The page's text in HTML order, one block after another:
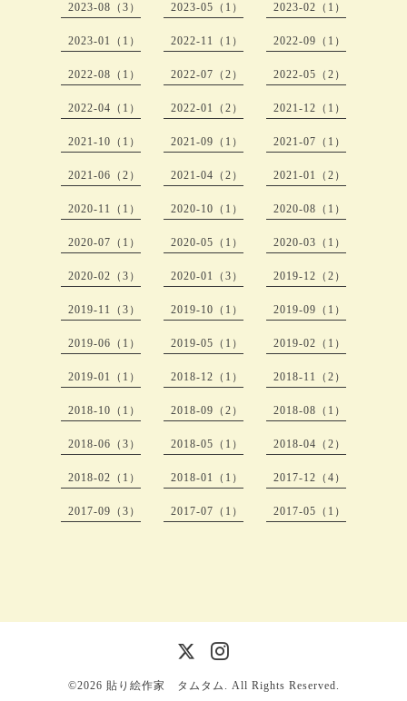
2023-08（3） 2023-05（1） 2023-02（1）
2023-01（1） 2022-11（1） 2022-09（1）
2022-08（1） 2022-07（2） 2022-05（2）
2022-04（1） 2022-01（2） 2021-12（1）
2021-10（1） 2021-09（1） 2021-07（1）
2021-06（2） 2021-04（2） 2021-01（2）
2020-11（1） 2020-10（1） 2020-08（1）
2020-07（1） 2020-05（1） 2020-03（1）
2020-02（3） 2020-01（3） 2019-12（2）
2019-11（3） 2019-10（1） 2019-09（1）
2019-06（1） 2019-05（1） 2019-02（1）
2019-01（1） 2018-12（1） 2018-11（2）
2018-10（1） 2018-09（2） 2018-08（1）
2018-06（3） 2018-05（1） 2018-04（2）
2018-02（1） 2018-01（1） 2017-12（4）
2017-09（3） 2017-07（1） 2017-05（1）
©2026 貼り絵作家 タムタム . All Rights Reserved.